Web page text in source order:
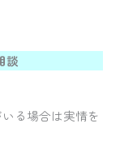
談
る場合は実情を